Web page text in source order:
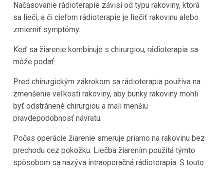
Načasovanie rádioterapie závisí od typu rakoviny, ktorá
sa lieči, a či cieľom rádioterapie je liečiť rakovinu alebo
zmierniť symptómy.
Keď sa žiarenie kombinuje s chirurgiou, rádioterapia sa
môže podať:
Pred chirurgickým zákrokom sa rádioterapia používa na
zmenšenie veľkosti rakoviny, aby bunky rakoviny mohli
byť odstránené chirurgiou a mali menšiu
pravdepodobnosť návratu.
Počas operácie žiarenie smeruje priamo na rakovinu bez
prechodu cez pokožku. Liečba žiarením použitá týmto
spôsobom sa nazýva intraoperačná rádioterapia. S touto